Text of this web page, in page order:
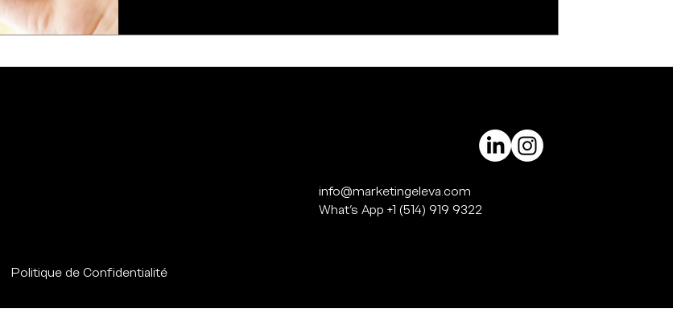
Politique de Confidentialité
info@marketingeleva.com
What's App +1 (514) 919 9322